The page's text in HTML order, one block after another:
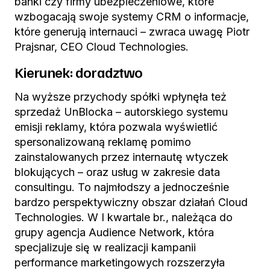
wzbogacają swoje systemy CRM o informacje,
które generują internauci – zwraca uwagę Piotr
Prajsnar, CEO Cloud Technologies.
Kierunek: doradztwo
Na wyższe przychody spółki wpłynęła też
sprzedaż UnBlocka – autorskiego systemu
emisji reklamy, która pozwala wyświetlić
spersonalizowaną reklamę pomimo
zainstalowanych przez internautę wtyczek
blokujących – oraz usług w zakresie data
consultingu. To najmłodszy a jednocześnie
bardzo perspektywiczny obszar działań Cloud
Technologies. W I kwartale br., należąca do
grupy agencja Audience Network, która
specjalizuje się w realizacji kampanii
performance marketingowych rozszerzyła